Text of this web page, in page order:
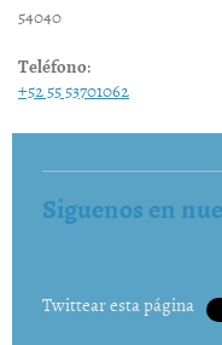
54040
Teléfono:
+52 55 53701062
Siguenos en
Twittear esta página